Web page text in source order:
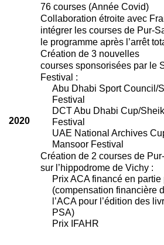
2020
76 courses (Année Covid)
Collaboration étroite avec
intégrer les courses de Pur-
le programme après l’arrêt
Création de 3 nouvelles
courses sponsorisées par le
Festival :
Abu Dhabi Sport Council/
Festival
DCT Abu Dhabi Cup/
Festival
UAE National Archives
Mansoor Festival
Création de 2 courses de
sur l’hippodrome de Vichy :
Prix ACA financé en partie
(compensation financière
l’ACA pour l’édition des
PSA)
Prix IFAHR